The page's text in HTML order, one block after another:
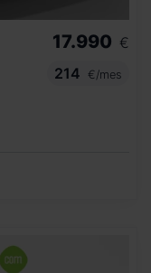
17.990 €
214
€/mes